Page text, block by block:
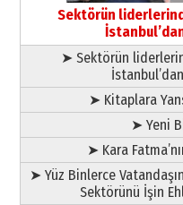
13 Mayıs 2026
Esat
Başkan
bir vizyon
02 Ağustos 2026
Sektörün
➤ Sektörün
➤ Kitaplara
➤ Yeni
➤ Kara
➤ Yüz Binlerce
Sektörünü İşin